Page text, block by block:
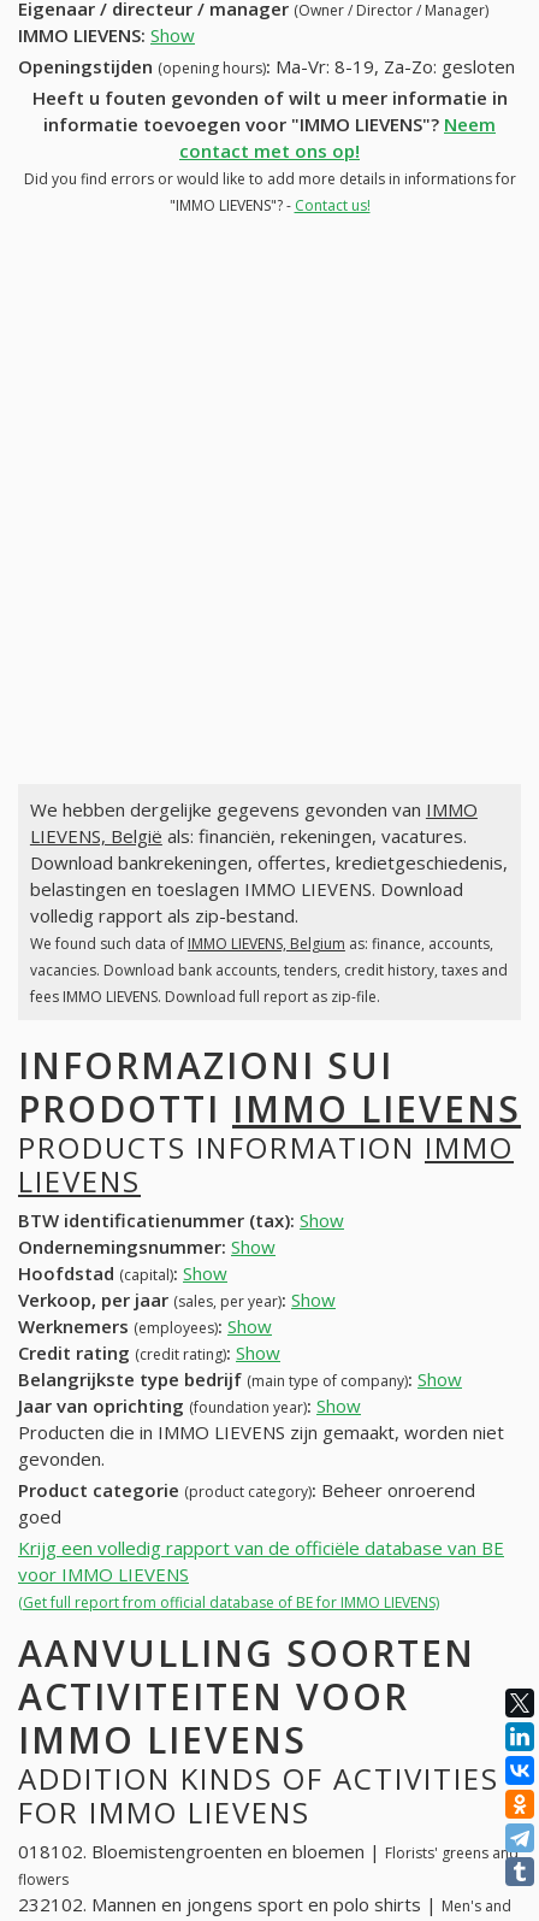
Eigenaar / directeur / manager (Owner / Director / Manager)
IMMO LIEVENS: Show
Openingstijden (opening hours): Ma-Vr: 8-19, Za-Zo: gesloten
Heeft u fouten gevonden of wilt u meer informatie in
informatie toevoegen voor "IMMO LIEVENS"? Neem
contact met ons op!
Did you find errors or would like to add more details in informations for
"IMMO LIEVENS"? - Contact us!
We hebben dergelijke gegevens gevonden van IMMO
LIEVENS, België als: financiën, rekeningen, vacatures.
Download bankrekeningen, offertes, kredietgeschiedenis,
belastingen en toeslagen IMMO LIEVENS. Download
volledig rapport als zip-bestand.
We found such data of IMMO LIEVENS, Belgium as: finance, accounts,
vacancies. Download bank accounts, tenders, credit history, taxes and
fees IMMO LIEVENS. Download full report as zip-file.
INFORMAZIONI SUI
PRODOTTI IMMO LIEVENS
PRODUCTS INFORMATION IMMO
LIEVENS
BTW identificatienummer (tax): Show
Ondernemingsnummer: Show
Hoofdstad (capital): Show
Verkoop, per jaar (sales, per year): Show
Werknemers (employees): Show
Credit rating (credit rating): Show
Belangrijkste type bedrijf (main type of company): Show
Jaar van oprichting (foundation year): Show
Producten die in IMMO LIEVENS zijn gemaakt, worden niet
gevonden.
Product categorie (product category): Beheer onroerend
goed
Krijg een volledig rapport van de officiële database van BE
voor IMMO LIEVENS
(Get full report from official database of BE for IMMO LIEVENS)
AANVULLING SOORTEN
ACTIVITEITEN VOOR
IMMO LIEVENS
ADDITION KINDS OF ACTIVITIES
FOR IMMO LIEVENS
018102. Bloemistengroenten en bloemen | Florists' greens and
flowers
232102. Mannen en jongens sport en polo shirts | Men's and